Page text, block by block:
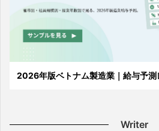
2026年版ベトナム製造業｜給与予測
Writer